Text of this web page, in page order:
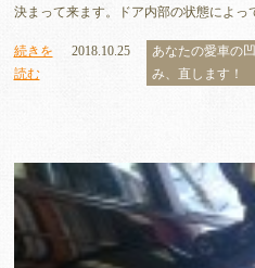
決まって来ます。ドア内部の状態によっ
続きを
読む
2018.10.25
あなたの愛車の凹
み、直します！